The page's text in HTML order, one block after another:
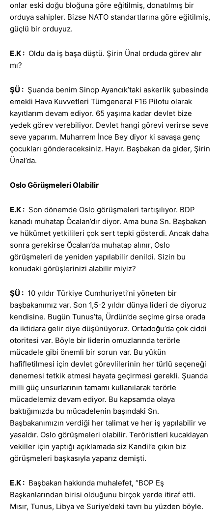
onlar eski doğu bloğuna göre eğitilmiş, donatılmış bir
orduya sahipler. Bizse NATO standartlarına göre eğitilmiş,
güçlü bir orduyuz.
E.K : Oldu da iş başa düştü. Şirin Ünal orduda görev alır
mı?
ŞÜ : Şuanda benim Sinop Ayancık’taki askerlik şubesinde
emekli Hava Kuvvetleri Tümgeneral F16 Pilotu olarak
kayıtlarım devam ediyor. 65 yaşıma kadar devlet bize
yedek görev verebiliyor. Devlet hangi görevi verirse seve
seve yaparım. Muharrem İnce Bey diyor ki savaşa genç
çocukları göndereceksiniz. Hayır. Başbakan da gider, Şirin
Ünal’da.
Oslo Görüşmeleri Olabilir
E.K : Son dönemde Oslo görüşmeleri tartışılıyor. BDP
kanadı muhatap Öcalan’dır diyor. Ama buna Sn. Başbakan
ve hükümet yetkilileri çok sert tepki gösterdi. Ancak daha
sonra gerekirse Öcalan’da muhatap alınır, Oslo
görüşmeleri de yeniden yapılabilir denildi. Sizin bu
konudaki görüşlerinizi alabilir miyiz?
ŞÜ : 10 yıldır Türkiye Cumhuriyeti’ni yöneten bir
başbakanımız var. Son 1,5-2 yıldır dünya lideri de diyoruz
kendisine. Bugün Tunus’ta, Ürdün’de seçime girse orada
da iktidara gelir diye düşünüyoruz. Ortadoğu’da çok ciddi
otoritesi var. Böyle bir liderin omuzlarında terörle
mücadele gibi önemli bir sorun var. Bu yükün
hafifletilmesi için devlet görevlilerinin her türlü seçeneği
denemesi tetkik etmesi hayata geçirmesi gerekli. Şuanda
milli güç unsurlarının tamamı kullanılarak terörle
mücadelemiz devam ediyor. Bu kapsamda olaya
baktığımızda bu mücadelenin başındaki Sn.
Başbakanımızın verdiği her talimat ve her iş yapılabilir ve
yasaldır. Oslo görüşmeleri olabilir. Teröristleri kucaklayan
vekiller için yaptığı açıklamada siz Kandil’e çıkın biz
görüşmeleri başkasıyla yaparız demişti.
E.K : Başbakan hakkında muhalefet, “BOP Eş
Başkanlarından birisi olduğunu birçok yerde itiraf etti.
Mısır, Tunus, Libya ve Suriye’deki tavrı bu yüzden böyle.